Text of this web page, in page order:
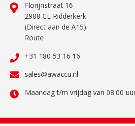
Florijnstraat 16
2988 CL Ridderkerk
(Direct aan de A15)
Route
+31 180 53 16 16
sales@awaccu.nl
Maandag t/m vrijdag van 08.00